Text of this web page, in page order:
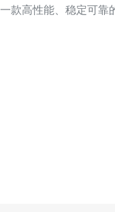
款高性能、稳定可靠
优越的网络环境，成